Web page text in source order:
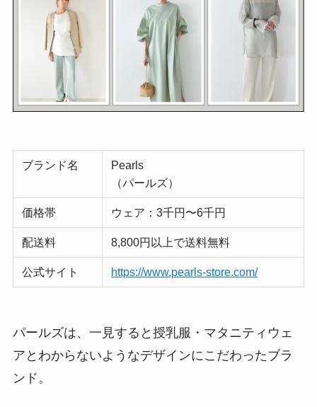
ブランド名
Pearls
（パールズ）
価格帯 ウェア：3千円〜6千円
配送料 8,800円以上で送料無料
公式サイト https://www.pearls-store.com/
パールズは、一見すると授乳服・マタニティウェ
アとわからないようなデザインにこだわったブラ
ンド。